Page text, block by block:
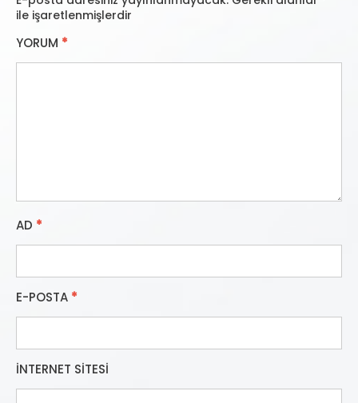
ile işaretlenmişlerdir
YORUM *
AD *
E-POSTA *
İNTERNET SITESI